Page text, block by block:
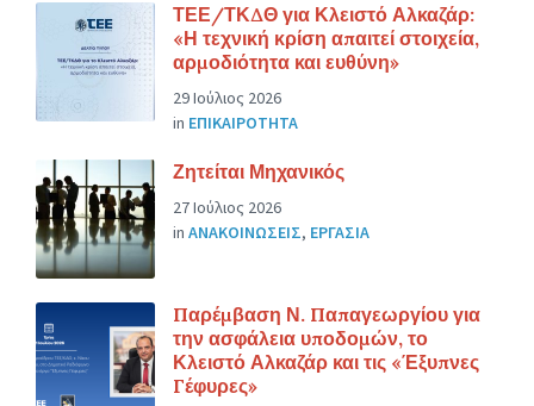
ΤΕΕ/ΤΚΔΘ για Κλειστό Αλκαζάρ:
«Η τεχνική κρίση απαιτεί στοιχεία,
αρμοδιότητα και ευθύνη»
29 Ιούλιος 2026
in ΕΠΙΚΑΙΡΟΤΗΤΑ
Ζητείται Μηχανικός
27 Ιούλιος 2026
in ΑΝΑΚΟΙΝΩΣΕΙΣ, ΕΡΓΑΣΙΑ
Παρέμβαση Ν. Παπαγεωργίου για
την ασφάλεια υποδομών, το
Κλειστό Αλκαζάρ και τις «Έξυπνες
Γέφυρες»